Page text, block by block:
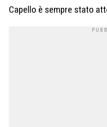
Capello è sempre stato